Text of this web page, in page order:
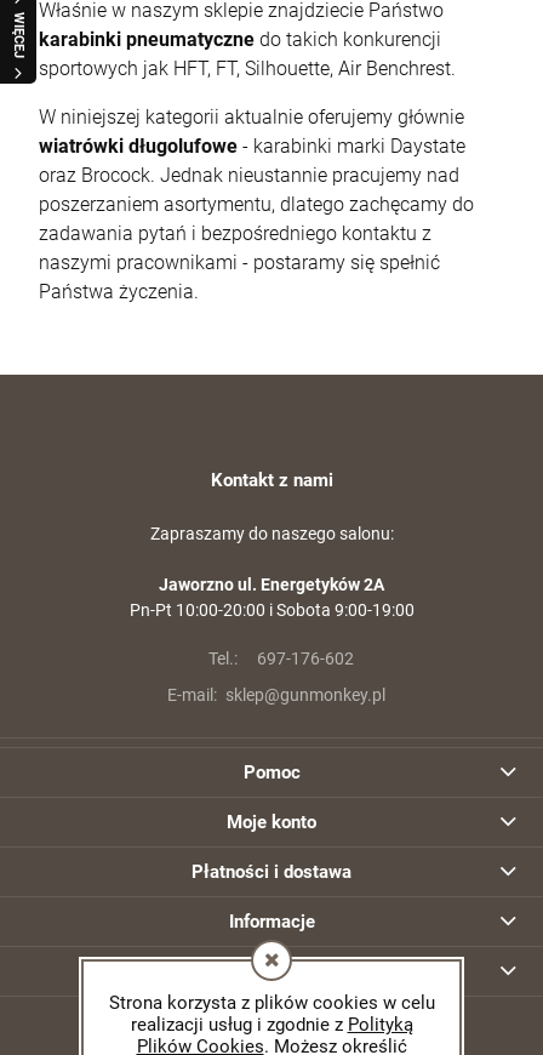
Strona korzysta z plików cookies w celu
realizacji usług i zgodnie z Polityką
Plików Cookies. Możesz określić
Karabin powtarzalny Savage B22 Precision
kal. 22LR
3 890,00 zł
Cena regularna:
DO KOSZYKA
DO KOSZYKA
WIĘCEJ
Właśnie w naszym sklepie znajdziecie Państwo
karabinki pneumatyczne do takich konkurencji
sportowych jak HFT, FT, Silhouette, Air Benchrest.
W niniejszej kategorii aktualnie oferujemy głównie
wiatrówki długolufowe - karabinki marki Daystate
oraz Brocock. Jednak nieustannie pracujemy nad
poszerzaniem asortymentu, dlatego zachęcamy do
zadawania pytań i bezpośredniego kontaktu z
naszymi pracownikami - postaramy się spełnić
Państwa życzenia.
Kontakt z nami
Zapraszamy do naszego salonu:
Jaworzno ul. Energetyków 2A
Pn-Pt 10:00-20:00 i Sobota 9:00-19:00
Tel.:
697-176-602
E-mail: sklep@gunmonkey.pl
Pomoc
Moje konto
Płatności i dostawa
Informacje
O nas